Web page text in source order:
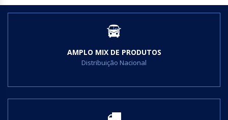
AMPLO MIX DE PRODUTOS
Distribuição Nacional